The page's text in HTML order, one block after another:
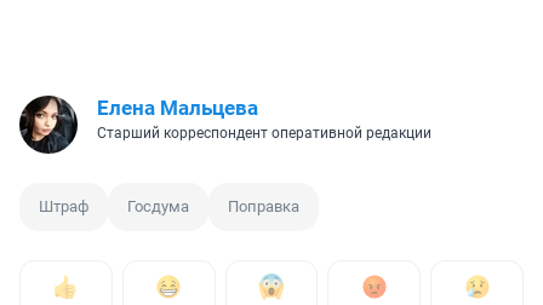
Елена Мальцева
Старший корреспондент оперативной редакции
Штраф Госдума Поправка